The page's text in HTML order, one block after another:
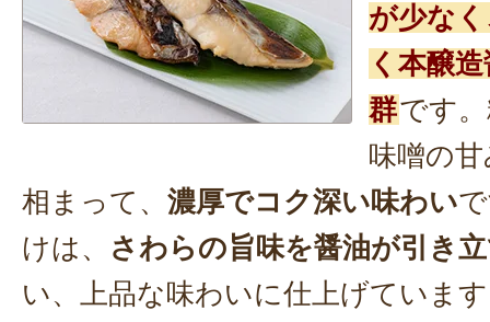
が少な
く本醸
群です
味噌の
相まって、 濃厚でコク深い味わい
けは、
さわらの旨味を醤油が引き
い、上品な味わいに仕上げていま